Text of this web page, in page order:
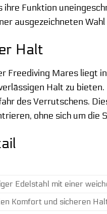
Funktion
ausgezeichneten
Halt
Freediving Mares liegt
Halt zu
des Verrutschens.
ohne sich um
Edelstahl mit einer
Komfort und sicheren